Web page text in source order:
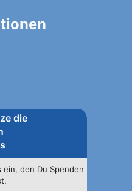
die
ein, den Du Spenden